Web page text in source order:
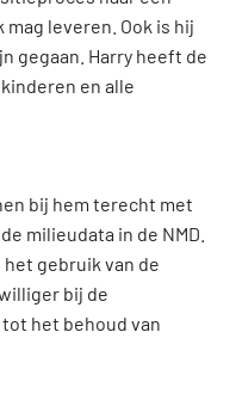
leveren. Ook is hij
gegaan. Harry heeft de
en alle
bij hem terecht met
milieudata in de NMD.
gebruik van de
bij de
het behoud van